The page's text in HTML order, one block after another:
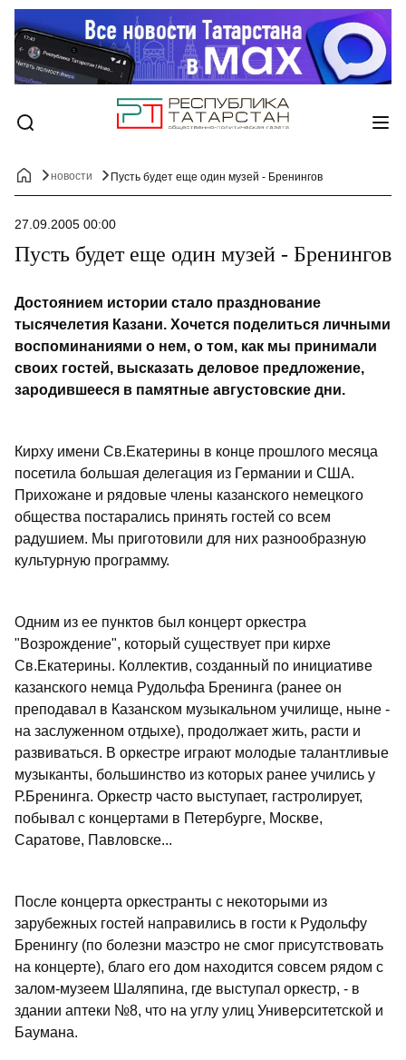
новости Пусть будет еще один музей - Бренингов
27.09.2005 00:00
Пусть будет еще один музей - Бренингов
Достоянием истории стало празднование
тысячелетия Казани. Хочется поделиться личными
воспоминаниями о нем, о том, как мы принимали
своих гостей, высказать деловое предложение,
зародившееся в памятные августовские дни.
Кирху имени Св.Екатерины в конце прошлого месяца
посетила большая делегация из Германии и США.
Прихожане и рядовые члены казанского немецкого
общества постарались принять гостей со всем
радушием. Мы приготовили для них разнообразную
культурную программу.
Одним из ее пунктов был концерт оркестра
"Возрождение", который существует при кирхе
Св.Екатерины. Коллектив, созданный по инициативе
казанского немца Рудольфа Бренинга (ранее он
преподавал в Казанском музыкальном училище, ныне -
на заслуженном отдыхе), продолжает жить, расти и
развиваться. В оркестре играют молодые талантливые
музыканты, большинство из которых ранее учились у
Р.Бренинга. Оркестр часто выступает, гастролирует,
побывал с концертами в Петербурге, Москве,
Саратове, Павловске...
После концерта оркестранты с некоторыми из
зарубежных гостей направились в гости к Рудольфу
Бренингу (по болезни маэстро не смог присутствовать
на концерте), благо его дом находится совсем рядом с
залом-музеем Шаляпина, где выступал оркестр, - в
здании аптеки №8, что на углу улиц Университетской и
Баумана.